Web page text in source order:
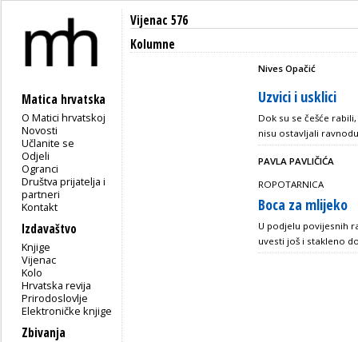
Matica hrvatska
O Matici hrvatskoj
Novosti
Učlanite se
Odjeli
Ogranci
Društva prijatelja i
partneri
Kontakt
Izdavaštvo
Knjige
Vijenac
Kolo
Hrvatska revija
Prirodoslovlje
Elektroničke knjige
Zbivanja
Vijenac 576
Kolumne
Nives Opačić
Uzvici i usklici
Dok su se češće
nisu ostavljali
PAVLA PAVLIČIĆA
ROPOTARNICA
Boca za mlijeko
U podjelu povijesnih
uvesti još i stakleno